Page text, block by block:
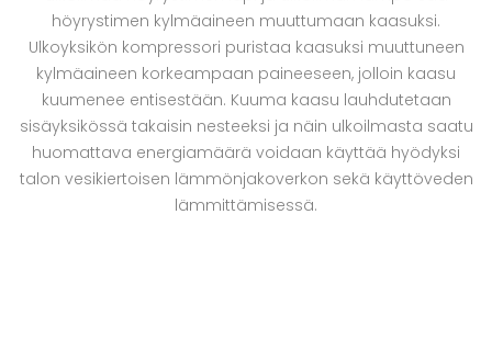
höyrystimen kylmäaineen muuttumaan kaasuksi.
Ulkoyksikön kompressori puristaa kaasuksi muuttuneen
kylmäaineen korkeampaan paineeseen, jolloin kaasu
kuumenee entisestään. Kuuma kaasu lauhdutetaan
sisäyksikössä takaisin nesteeksi ja näin ulkoilmasta saatu
huomattava energiamäärä voidaan käyttää hyödyksi
talon vesikiertoisen lämmönjakoverkon sekä käyttöveden
lämmittämisessä.